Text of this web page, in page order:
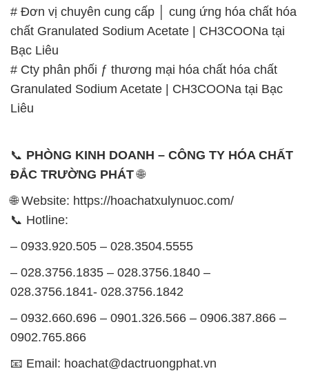
# Đơn vị chuyên cung cấp │ cung ứng hóa chất hóa
chất Granulated Sodium Acetate | CH3COONa tại
Bạc Liêu
# Cty phân phối ƒ thương mại hóa chất hóa chất
Granulated Sodium Acetate | CH3COONa tại Bạc
Liêu
📞 PHÒNG KINH DOANH – CÔNG TY HÓA CHẤT
ĐẮC TRƯỜNG PHÁT🌐
🌐 Website: https://hoachatxulynuoc.com/
📞 Hotline:
– 0933.920.505 – 028.3504.5555
– 028.3756.1835 – 028.3756.1840 –
028.3756.1841- 028.3756.1842
– 0932.660.696 – 0901.326.566 – 0906.387.866 –
0902.765.866
📧 Email: hoachat@dactruongphat.vn